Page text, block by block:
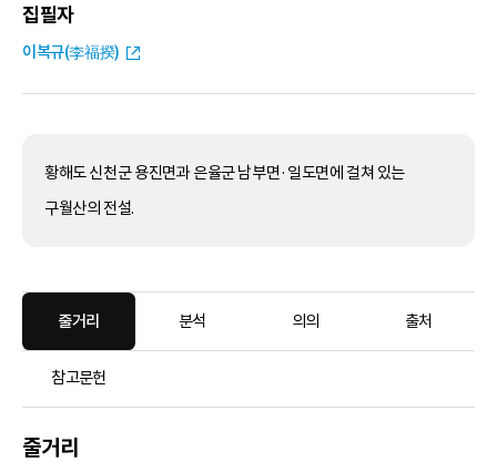
집필자
이복규(李福揆)
황해도 신천군 용진면과 은율군 남부면·일도면에 걸쳐 있는
구월산의 전설.
줄거리 분석 의의 출처
참고문헌
줄거리